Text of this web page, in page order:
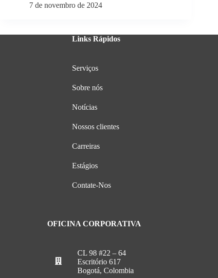
7 de novembro de 2024
Links Rápidos
Serviços
Sobre nós
Notícias
Nossos clientes
Carreiras
Estágios
Contate-Nos
OFICINA CORPORATIVA
CL 98 #22 – 64
Escritório 617
Bogotá, Colombia